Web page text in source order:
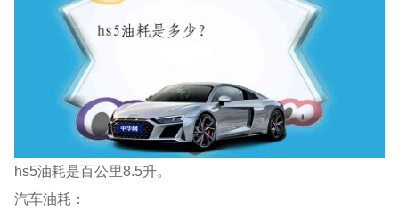
hs5油耗是百公里8.5升。
汽车油耗：